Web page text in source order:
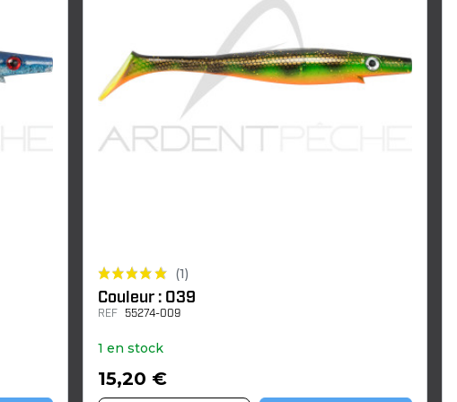
(1)
Couleur : 039
REF 55274-009
1 en stock
15,20 €